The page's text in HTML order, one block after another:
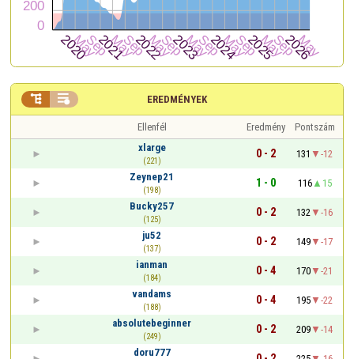
EREDMÉNYEK
 
Ellenfél Eredmény
Pontszám
xlarge
(221)
0 - 2 131
-12
Zeynep21
(198)
1 - 0 116
15
Bucky257
(125)
0 - 2 132
-16
ju52
(137)
0 - 2 149
-17
ianman
(184)
0 - 4 170
-21
vandams
(188)
0 - 4 195
-22
absolutebeginner
(249)
0 - 2 209
-14
doru777